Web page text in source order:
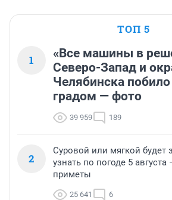
ТОП 5
1
«Все машины в
Северо-Запад и
Челябинска
градом — фото
39 959 189
2
Суровой или мягкой будет
узнать по погоде 5
приметы
25 641 6